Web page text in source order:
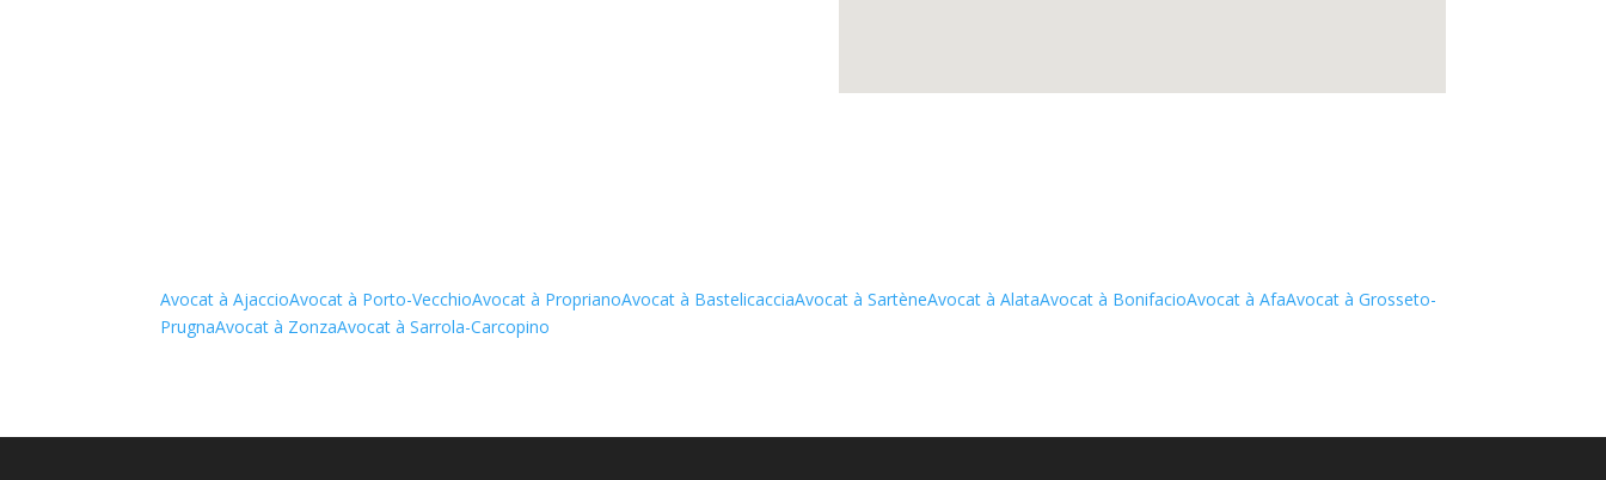
Avocat à AjaccioAvocat à Porto-VecchioAvocat à ProprianoAvocat à BastelicacciaAvocat à SartèneAvocat à AlataAvocat à BonifacioAvocat à AfaAvocat à Grosseto-
PrugnaAvocat à ZonzaAvocat à Sarrola-Carcopino